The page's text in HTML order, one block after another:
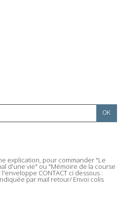
explication, pour commander "Le
d'une vie" ou "Mémoire de la course
CONTACT ci dessous :
par mail retour/ Envoi colis